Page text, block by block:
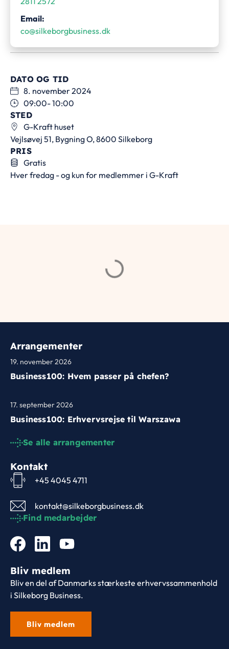
Email:
co@silkeborgbusiness.dk
DATO OG TID
8. november 2024
09:00- 10:00
STED
G-Kraft huset
Vejlsøvej 51, Bygning O, 8600 Silkeborg
PRIS
Gratis
Hver fredag - og kun for medlemmer i G-Kraft
Arrangementer
19. november 2026
Business100: Hvem passer på chefen?
17. september 2026
Business100: Erhvervsrejse til Warszawa
Se alle arrangementer
Kontakt
+45 4045 4711
kontakt@silkeborgbusiness.dk
Find medarbejder
Bliv medlem
Bliv en del af Danmarks stærkeste erhvervssammenhold
i Silkeborg Business.
Bliv medlem